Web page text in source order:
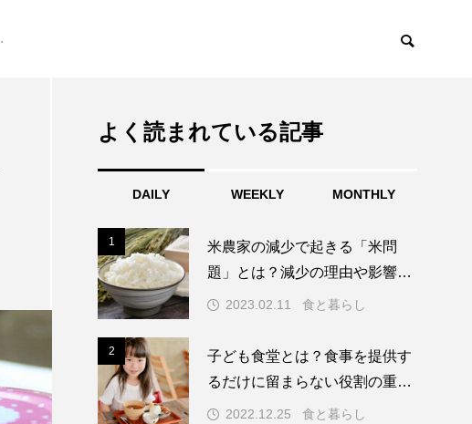
よく読まれている記事
DAILY WEEKLY MONTHLY
1
米農家の減少で起きる「米問
題」とは？減少の理由や影響を
解説2023.02.11 食と暮らし
2
子ども食堂とは？食事を提供す
るだけに留まらない役割の重要
性と課題を知る
2022.12.25 食と暮らし